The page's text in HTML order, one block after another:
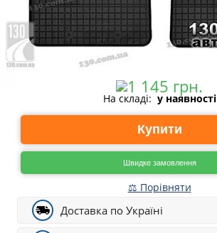
На складі: у наявності
Купити
Швидке замовлення
⚖ Порівняти
Доставка по Україні